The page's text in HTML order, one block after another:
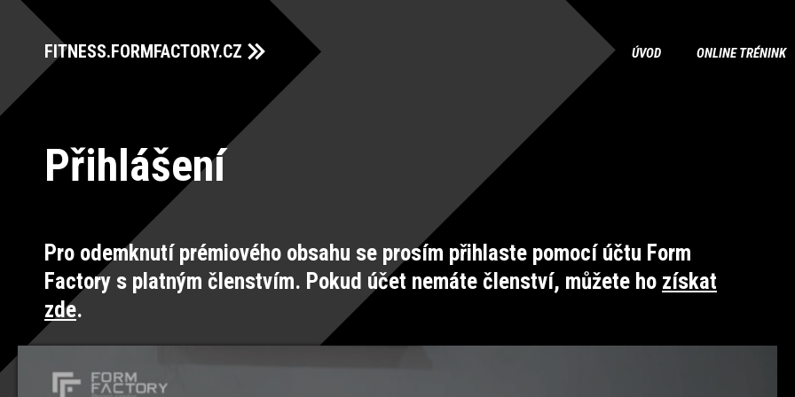
FITNESS.FORMFACTORY.CZ ÚVOD ONLINE TRÉNINK
Přihlášení
Pro odemknutí prémiového obsahu se prosím přihlaste pomocí účtu Form
Factory s platným členstvím. Pokud účet nemáte členství, můžete ho získat
zde.